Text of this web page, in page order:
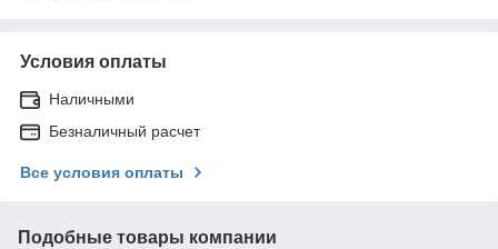
Условия оплаты
Наличными
Безналичный расчет
Все условия оплаты
Подобные товары компании